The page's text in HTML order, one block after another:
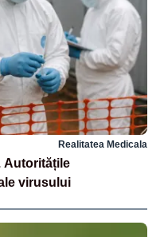
Realitatea Medicala
Autoritățile
virusului